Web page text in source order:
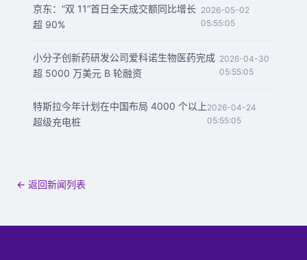
京东：“双 11”首日全天成交额同比增长
超 90%
2026-05-02
05:55:05
小分子创新药研发公司爱科诺生物医药完成
超 5000 万美元 B 轮融资
2026-04-30
05:55:05
特斯拉今年计划在中国布局 4000 个以上
超级充电桩
2026-04-24
05:55:05
← 返回新闻列表